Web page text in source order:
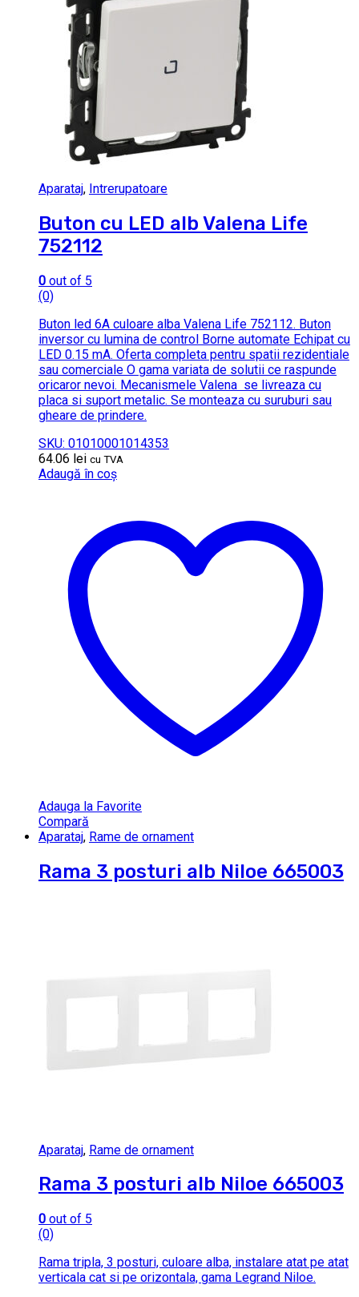
Aparataj, Intrerupatoare
Buton cu LED alb Valena Life
752112
0 out of 5
(0)
Buton led 6A culoare alba Valena Life 752112. Buton
inversor cu lumina de control Borne automate Echipat cu
LED 0.15 mA. Oferta completa pentru spatii rezidentiale
sau comerciale O gama variata de solutii ce raspunde
oricaror nevoi. Mecanismele Valena se livreaza cu
placa si suport metalic. Se monteaza cu suruburi sau
gheare de prindere.
SKU: 01010001014353
64.06 lei cu TVA
Adaugă în coș
Adauga la Favorite
Compară
Aparataj, Rame de ornament
Rama 3 posturi alb Niloe 665003
Aparataj, Rame de ornament
Rama 3 posturi alb Niloe 665003
0 out of 5
(0)
Rama tripla, 3 posturi, culoare alba, instalare atat pe atat
verticala cat si pe orizontala, gama Legrand Niloe.